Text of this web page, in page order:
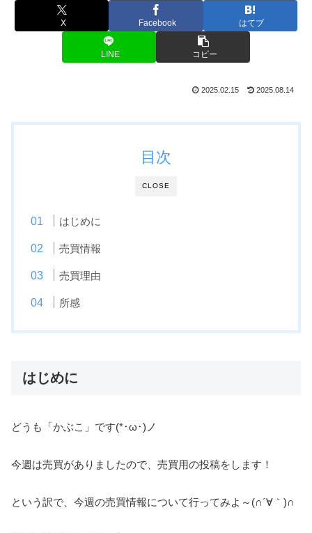
X Facebook はてブ
LINE コピー
2025.02.15 2025.08.14
CLOSE
目次
はじめに
売買情報
売買理由
所感
はじめに
どうも「かぶこ」です(*･ω･)ノ
今週は売買がありましたので、売買用の投稿をします！
という訳で、今週の売買情報について行ってみよ～(∩´∀｀)∩